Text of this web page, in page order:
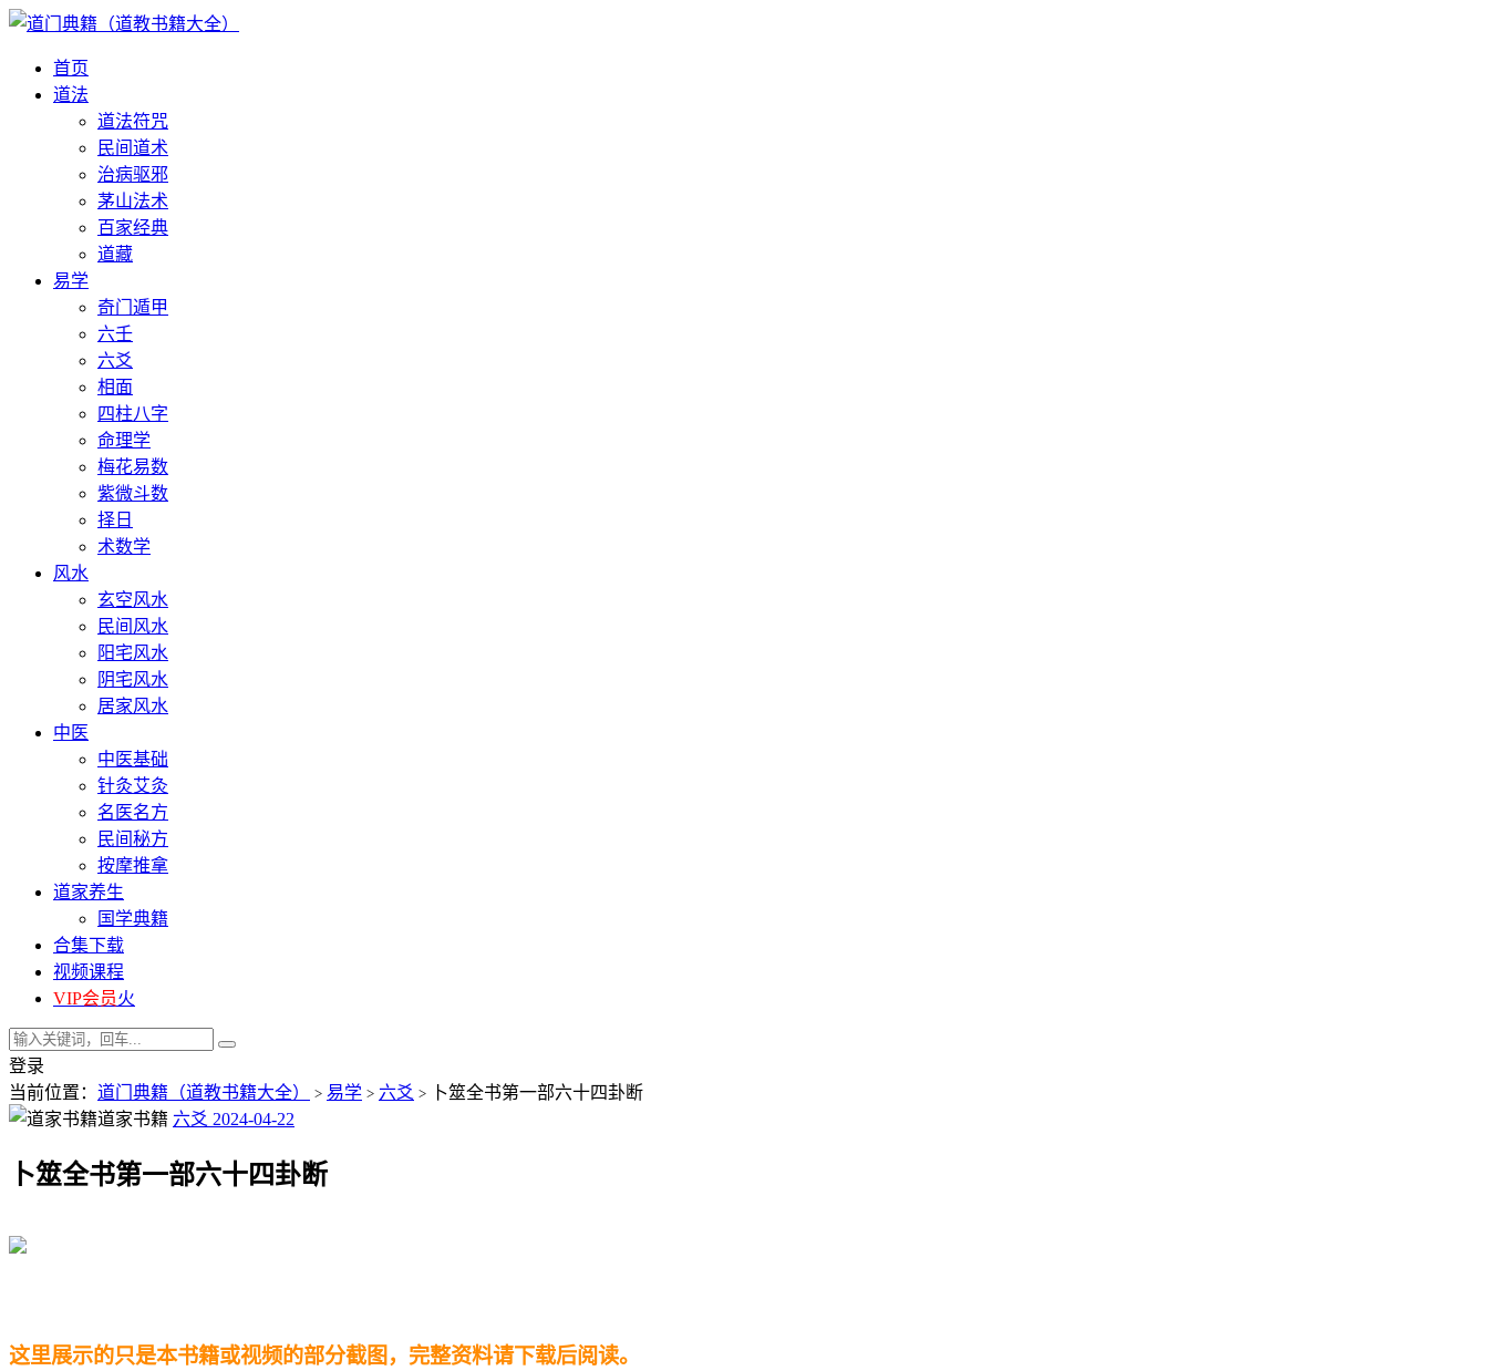
首页
道法
道法符咒
民间道术
治病驱邪
茅山法术
百家经典
道藏
易学
奇门遁甲
六壬
六爻
相面
四柱八字
命理学
梅花易数
紫微斗数
择日
术数学
风水
玄空风水
民间风水
阳宅风水
阴宅风水
居家风水
中医
中医基础
针灸艾灸
名医名方
民间秘方
按摩推拿
道家养生
国学典籍
合集下载
视频课程
VIP会员火
登录
当前位置： 道门典籍（道教书籍大全） > 易学 > 六爻 > 卜筮全书第一部六十四卦断
道家书籍 六爻 2024-04-22
卜筮全书第一部六十四卦断
这里展示的只是本书籍或视频的部分截图，完整资料请下载后阅读。